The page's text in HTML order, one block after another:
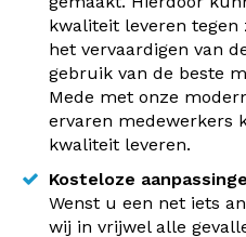
kwaliteit leveren tegen
het vervaardigen van
gebruik van de beste
Mede met onze
ervaren medewerkers
kwaliteit leveren.
Kosteloze
Wenst u een net iets
wij in vrijwel alle